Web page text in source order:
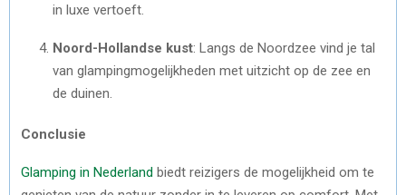
in luxe vertoeft.
Noord-Hollandse kust: Langs de Noordzee vind je tal
van glampingmogelijkheden met uitzicht op de zee en
de duinen.
Conclusie
Glamping in Nederland biedt reizigers de mogelijkheid om te